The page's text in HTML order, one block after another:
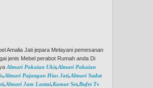
Amalia Jati jepara Melayani pemesanan
jenis Mebel perabot Rumah anda Di
Almari Pakaian Ukir,Almari Pakaian
,Almari Pajangan Hias Jati,Almari Sudut
,Almari Jam Lantai,Kamar Set,Bufet Tv